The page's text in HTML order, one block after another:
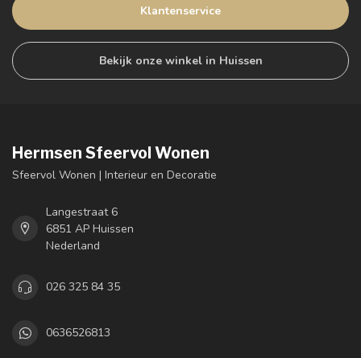
Klantenservice
Bekijk onze winkel in Huissen
Hermsen Sfeervol Wonen
Sfeervol Wonen | Interieur en Decoratie
Langestraat 6
6851 AP Huissen
Nederland
026 325 84 35
0636526813